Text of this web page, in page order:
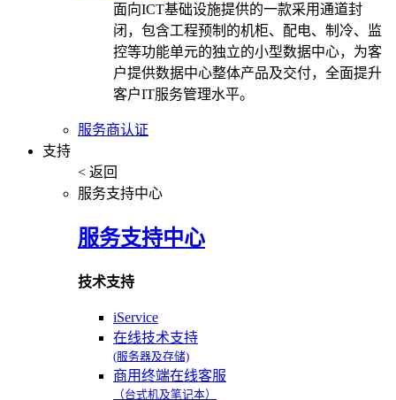
面向ICT基础设施提供的一款采用通道封
闭，包含工程预制的机柜、配电、制冷、监
控等功能单元的独立的小型数据中心，为客
户提供数据中心整体产品及交付，全面提升
客户IT服务管理水平。
服务商认证
支持
< 返回
服务支持中心
服务支持中心
技术支持
iService
在线技术支持
(服务器及存储)
商用终端在线客服
（台式机及笔记本）